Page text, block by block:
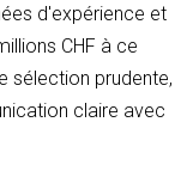
d'expérience et
CHF à ce
sélection prudente,
claire avec